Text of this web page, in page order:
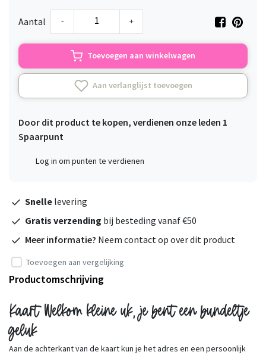
Aantal - +
Toevoegen aan winkelwagen
Aan verlanglijst toevoegen
Door dit product te kopen, verdienen onze leden 1
Spaarpunt
Log in om punten te verdienen
Snelle levering
Gratis verzending bij besteding vanaf €50
Meer informatie? Neem contact op over dit product
Toevoegen aan vergelijking
Productomschrijving
Kaart Welkom kleine uk, je bent een bundeltje
geluk
Aan de achterkant van de kaart kun je het adres en een persoonlijk